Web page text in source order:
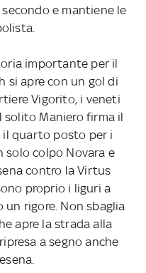
secondo e mantiene le
importante per il
si apre con un gol di
Vigorito, i veneti
solito Maniero firma il
il quarto posto per i
solo colpo Novara e
contro la Virtus
proprio i liguri a
rigore. Non sbaglia
apre la strada alla
a segno anche